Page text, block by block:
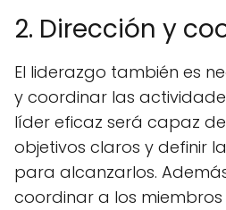
2. Dirección y
El liderazgo también es
y coordinar las
líder eficaz será capaz
objetivos claros y definir
para alcanzarlos.
coordinar a los